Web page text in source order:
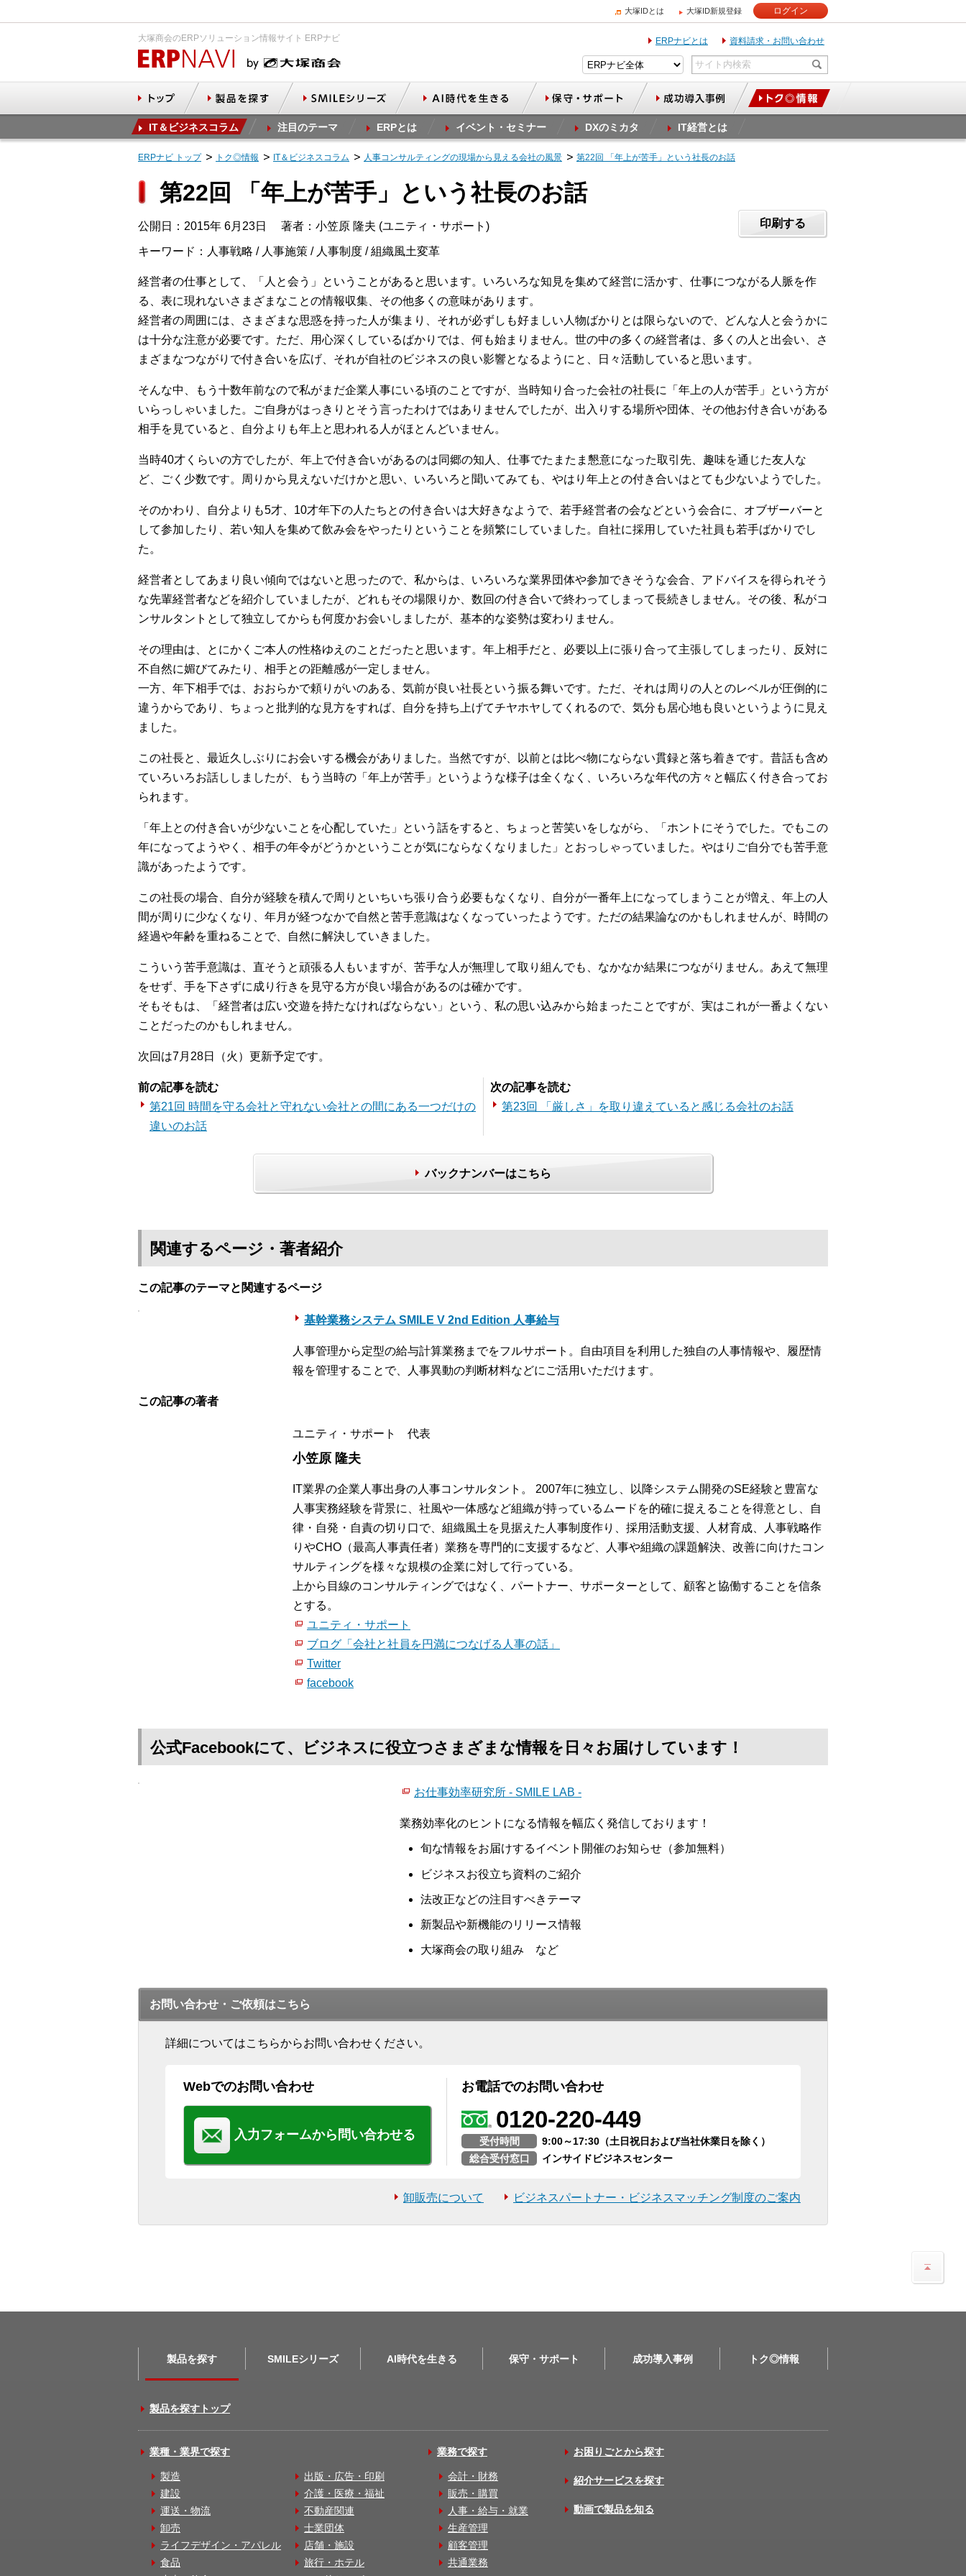
大塚IDとは 大塚ID新規登録 ログイン
大塚商会のERPソリューション情報サイト ERPナビ ERPナビとは 資料請求・お問い合わせ
IT＆ビジネスコラム 注目のテーマ ERPとは イベント・セミナー DXのミカタ IT経営とは
ERPナビ トップ トク◎情報 IT＆ビジネスコラム 人事コンサルティングの現場から見える会社の風景 第22回 「年上が苦手」という社長のお話
第22回 「年上が苦手」という社長のお話
公開日：2015年 6月23日 著者：小笠原 隆夫 (ユニティ・サポート)
キーワード：人事戦略 / 人事施策 / 人事制度 / 組織風土変革
印刷する
経営者の仕事として、「人と会う」ということがあると思います。いろいろな知見を集めて経営に活かす、仕事につながる人脈を作
る、表に現れないさまざまなことの情報収集、その他多くの意味があります。
経営者の周囲には、さまざまな思惑を持った人が集まり、それが必ずしも好ましい人物ばかりとは限らないので、どんな人と会うかに
は十分な注意が必要です。ただ、用心深くしているばかりでは、何も始まりません。世の中の多くの経営者は、多くの人と出会い、さ
まざまなつながりで付き合いを広げ、それが自社のビジネスの良い影響となるようにと、日々活動していると思います。
そんな中、もう十数年前なので私がまだ企業人事にいる頃のことですが、当時知り合った会社の社長に「年上の人が苦手」という方が
いらっしゃいました。ご自身がはっきりとそう言ったわけではありませんでしたが、出入りする場所や団体、その他お付き合いがある
相手を見ていると、自分よりも年上と思われる人がほとんどいません。
当時40才くらいの方でしたが、年上で付き合いがあるのは同郷の知人、仕事でたまたま懇意になった取引先、趣味を通じた友人な
ど、ごく少数です。周りから見えないだけかと思い、いろいろと聞いてみても、やはり年上との付き合いはとても少ないようでした。
そのかわり、自分よりも5才、10才年下の人たちとの付き合いは大好きなようで、若手経営者の会などという会合に、オブザーバーと
して参加したり、若い知人を集めて飲み会をやったりということを頻繁にしていました。自社に採用していた社員も若手ばかりでし
た。
経営者としてあまり良い傾向ではないと思ったので、私からは、いろいろな業界団体や参加できそうな会合、アドバイスを得られそう
な先輩経営者などを紹介していましたが、どれもその場限りか、数回の付き合いで終わってしまって長続きしません。その後、私がコ
ンサルタントとして独立してからも何度かお会いしましたが、基本的な姿勢は変わりません。
その理由は、とにかくご本人の性格ゆえのことだったと思います。年上相手だと、必要以上に張り合って主張してしまったり、反対に
不自然に媚びてみたり、相手との距離感が一定しません。
一方、年下相手では、おおらかで頼りがいのある、気前が良い社長という振る舞いです。ただ、それは周りの人とのレベルが圧倒的に
違うからであり、ちょっと批判的な見方をすれば、自分を持ち上げてチヤホヤしてくれるので、気分も居心地も良いというように見え
ました。
この社長と、最近久しぶりにお会いする機会がありました。当然ですが、以前とは比べ物にならない貫録と落ち着きです。昔話も含め
ていろいろお話ししましたが、もう当時の「年上が苦手」というような様子は全くなく、いろいろな年代の方々と幅広く付き合ってお
られます。
「年上との付き合いが少ないことを心配していた」という話をすると、ちょっと苦笑いをしながら、「ホントにそうでした。でもこの
年になってようやく、相手の年令がどうかということが気にならなくなりました」とおっしゃっていました。やはりご自分でも苦手意
識があったようです。
この社長の場合、自分が経験を積んで周りといちいち張り合う必要もなくなり、自分が一番年上になってしまうことが増え、年上の人
間が周りに少なくなり、年月が経つなかで自然と苦手意識はなくなっていったようです。ただの結果論なのかもしれませんが、時間の
経過や年齢を重ねることで、自然に解決していきました。
こういう苦手意識は、直そうと頑張る人もいますが、苦手な人が無理して取り組んでも、なかなか結果につながりません。あえて無理
をせず、手を下さずに成り行きを見守る方が良い場合があるのは確かです。
そもそもは、「経営者は広い交遊を持たなければならない」という、私の思い込みから始まったことですが、実はこれが一番よくない
ことだったのかもしれません。
次回は7月28日（火）更新予定です。
前の記事を読む
第21回 時間を守る会社と守れない会社との間にある一つだけの
違いのお話
次の記事を読む
第23回 「厳しさ」を取り違えていると感じる会社のお話
バックナンバーはこちら
関連するページ・著者紹介
この記事のテーマと関連するページ
基幹業務システム SMILE V 2nd Edition 人事給与
人事管理から定型の給与計算業務までをフルサポート。自由項目を利用した独自の人事情報や、履歴情
報を管理することで、人事異動の判断材料などにご活用いただけます。
この記事の著者
ユニティ・サポート 代表
小笠原 隆夫
IT業界の企業人事出身の人事コンサルタント。 2007年に独立し、以降システム開発のSE経験と豊富な
人事実務経験を背景に、社風や一体感など組織が持っているムードを的確に捉えることを得意とし、自
律・自発・自責の切り口で、組織風土を見据えた人事制度作り、採用活動支援、人材育成、人事戦略作
りやCHO（最高人事責任者）業務を専門的に支援するなど、人事や組織の課題解決、改善に向けたコン
サルティングを様々な規模の企業に対して行っている。
上から目線のコンサルティングではなく、パートナー、サポーターとして、顧客と協働することを信条
とする。
ユニティ・サポート
ブログ「会社と社員を円満につなげる人事の話」
Twitter
facebook
公式Facebookにて、ビジネスに役立つさまざまな情報を日々お届けしています！
お仕事効率研究所 - SMILE LAB -
業務効率化のヒントになる情報を幅広く発信しております！
旬な情報をお届けするイベント開催のお知らせ（参加無料）
ビジネスお役立ち資料のご紹介
法改正などの注目すべきテーマ
新製品や新機能のリリース情報
大塚商会の取り組み など
お問い合わせ・ご依頼はこちら
詳細についてはこちらからお問い合わせください。
Webでのお問い合わせ
入力フォームから問い合わせる
お電話でのお問い合わせ
0120-220-449
受付時間
9:00～17:30（土日祝日および当社休業日を除く）
総合受付窓口
インサイドビジネスセンター
卸販売について ビジネスパートナー・ビジネスマッチング制度のご案内
製品を探す SMILEシリーズ AI時代を生きる 保守・サポート 成功導入事例 トク◎情報
製品を探すトップ
業種・業界で探す
製造
建設
運送・物流
卸売
ライフデザイン・アパレル
食品
出版・広告・印刷
介護・医療・福祉
不動産関連
士業団体
店舗・施設
旅行・ホテル
業務で探す
会計・財務
販売・購買
人事・給与・就業
生産管理
顧客管理
共通業務
お困りごとから探す
紹介サービスを探す
動画で製品を知る